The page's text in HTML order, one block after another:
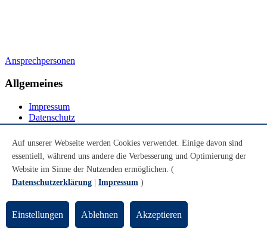
Ansprechpersonen
Allgemeines
Impressum
Datenschutz
Notfall
Leichte Sprache
Infos für
Studierende
Studieninteressierte
Weiterbildungsinteressierte
Auf unserer Webseite werden Cookies verwendet. Einige davon sind
essentiell, während uns andere die Verbesserung und Optimierung der
Website im Sinne der Nutzenden ermöglichen. (
Datenschutzerklärung
Impressum )
Einstellungen Ablehnen Akzeptieren